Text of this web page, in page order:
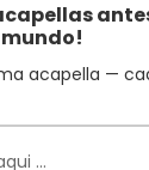
mundo!
acapella —